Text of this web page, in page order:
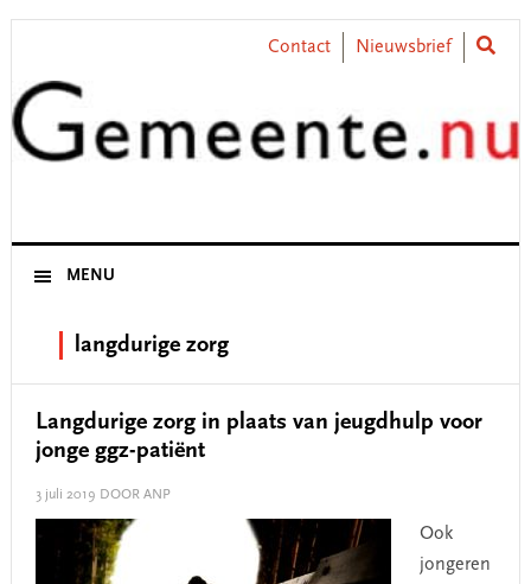
Skip
primary
navigation
Skip
content
Skip
primary
sidebar
Skip
footer
Contact Nieuwsbrief
MENU
langdurige zorg
Langdurige zorg in plaats van jeugdhulp voor
jonge ggz-patiënt
3 juli 2019 DOOR ANP
Ook
jongeren